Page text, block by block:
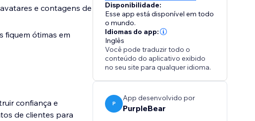
e contagens de
fiquem ótimas em
confiança e
de clientes para
Disponibilidade:
Esse app está disponível em todo
o mundo.
Idiomas do app:
Inglês
Você pode traduzir todo o
conteúdo do aplicativo exibido
no seu site para qualquer idioma.
P
App desenvolvido por
PurpleBear